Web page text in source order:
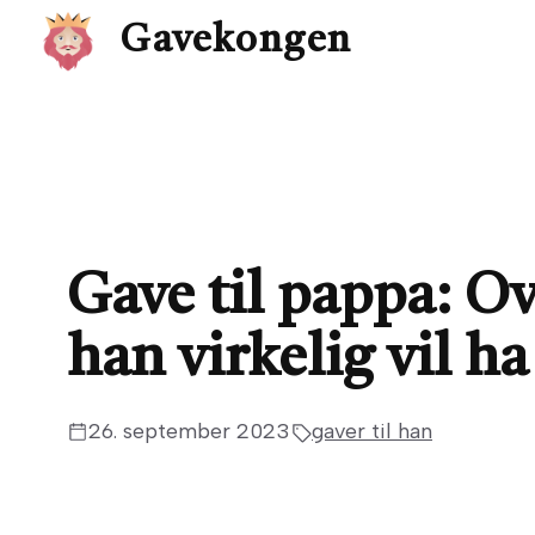
Hopp
innhold
Gavekongen
Gave til pappa:
han virkelig vil ha
26. september 2023 gaver til han